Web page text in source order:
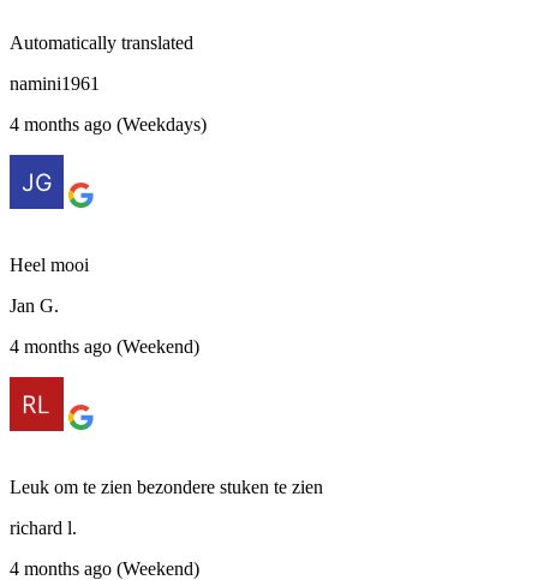
Automatically translated
namini1961
4 months ago (Weekdays)
Heel mooi
Jan G.
4 months ago (Weekend)
Leuk om te zien bezondere stuken te zien
richard l.
4 months ago (Weekend)